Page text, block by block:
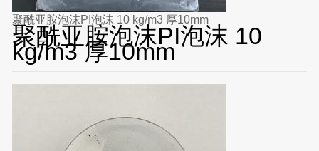
聚酰亚胺泡沫PI泡沫 10 kg/m3 厚10mm
聚酰亚胺泡沫PI泡沫 10
kg/m3 厚10mm